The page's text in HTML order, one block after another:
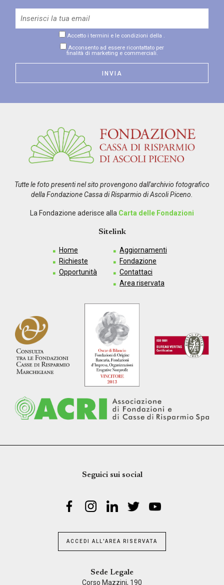
Accetto i termini e le condizioni della .
Acconsento ad essere ricontattato per
finalità di marketing e commerciali.
Tutte le foto presenti nel sito provengono dall'archivio fotografico
della Fondazione Cassa di Risparmio di Ascoli Piceno.
La Fondazione aderisce alla Carta delle Fondazioni
Sitelink
Home
Richieste
Opportunità
Aggiornamenti
Fondazione
Contattaci
Area riservata
Seguici sui social
ACCEDI ALL'AREA RISERVATA
Sede Legale
Corso Mazzini, 190